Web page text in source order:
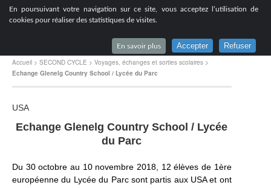
En poursuivant votre navigation sur ce site, vous acceptez l’utilisation de
cookies pour réaliser des statistiques de visites.
En savoir plus Accepter Refuser
Lycée du Parc à Lyon
Accueil > SECOND CYCLE > Voyages, échanges et sorties scolaires >
Echange Glenelg Country School / Lycée du Parc
USA
Echange Glenelg Country School / Lycée
du Parc
Du 30 octobre au 10 novembre 2018, 12 élèves de 1ère
européenne du Lycée du Parc sont partis aux USA et ont